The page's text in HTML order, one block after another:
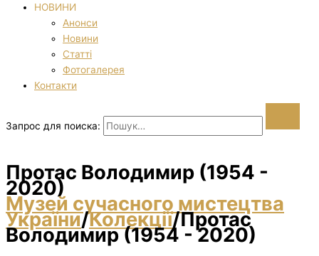
НОВИНИ
Анонси
Новини
Статті
Фотогалерея
Контакти
Запрос для поиска:
Протас Володимир (1954 -
2020)
Музей сучасного мистецтва
України/Колекції/Протас
Володимир (1954 - 2020)